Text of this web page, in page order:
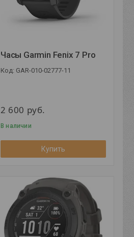
Часы Garmin Fenix 7 Pro
GAR-010-02777-11
2 600 руб.
В наличии
Купить